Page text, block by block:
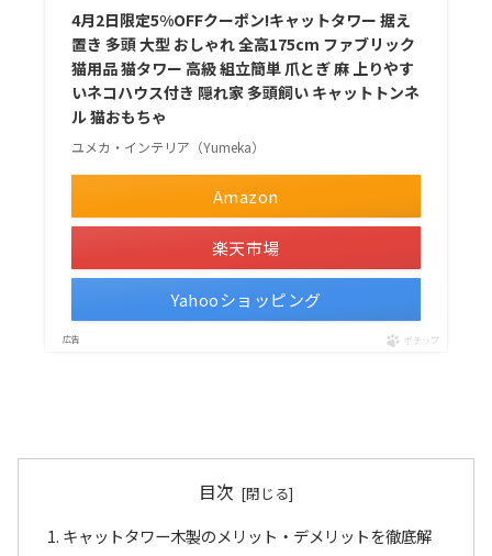
4月2日限定5%OFFクーポン!キャットタワー 据え
置き 多頭 大型 おしゃれ 全高175cm ファブリック
猫用品 猫タワー 高級 組立簡単 爪とぎ 麻 上りやす
いネコハウス付き 隠れ家 多頭飼い キャットトンネ
ル 猫おもちゃ
ユメカ・インテリア（Yumeka）
Amazon
楽天市場
Yahooショッピング
ポチップ
目次
キャットタワー木製のメリット・デメリットを徹底解